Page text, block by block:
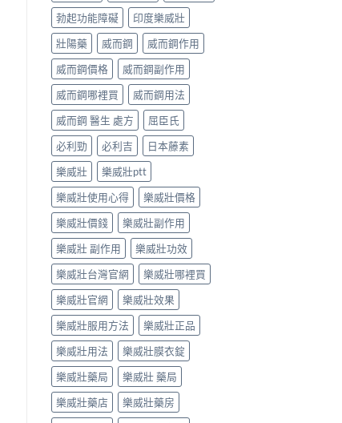
勃起功能障礙
印度樂威壯
壯陽藥
威而鋼
威而鋼作用
威而鋼價格
威而鋼副作用
威而鋼哪裡買
威而鋼用法
威而鋼 醫生 處方
屈臣氏
必利勁
必利吉
日本藤素
樂威壯
樂威壯ptt
樂威壯使用心得
樂威壯價格
樂威壯價錢
樂威壯副作用
樂威壯 副作用
樂威壯功效
樂威壯台灣官網
樂威壯哪裡買
樂威壯官網
樂威壯效果
樂威壯服用方法
樂威壯正品
樂威壯用法
樂威壯膜衣錠
樂威壯藥局
樂威壯 藥局
樂威壯藥店
樂威壯藥房